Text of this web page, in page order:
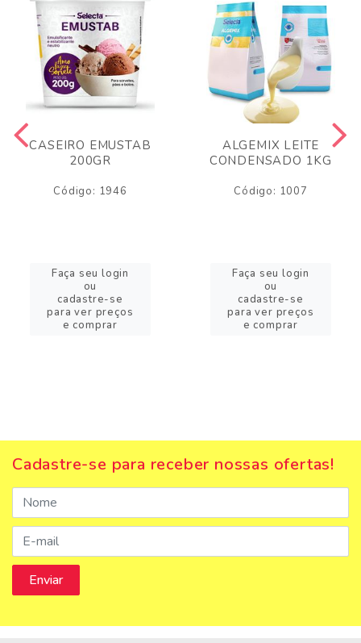
CASEIRO EMUSTAB
200GR
Código: 1946
Faça seu login
ou
cadastre-se
para ver preços
e comprar
ALGEMIX LEITE
CONDENSADO 1KG
Código: 1007
Faça seu login
ou
cadastre-se
para ver preços
e comprar
Cadastre-se para receber nossas ofertas!